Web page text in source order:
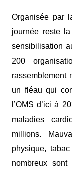
Organisée par
journée reste
sensibilisation
200
rassemblement
un fléau qui
l’OMS d’ici à
maladies
millions.
physique,
nombreux